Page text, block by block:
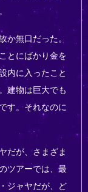
か無口だった。
とにばかり金を
内に入ったこと
建物は巨大でも
す。それなのに
だが、さまざま
ツアーでは、最
ジャヤだが、ど